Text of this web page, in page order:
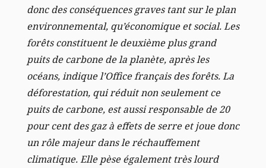
donc des conséquences graves tant sur le plan
environnemental, qu’économique et social. Les
forêts constituent le deuxième plus grand
puits de carbone de la planète, après les
océans, indique l’Office français des forêts. La
déforestation, qui réduit non seulement ce
puits de carbone, est aussi responsable de 20
pour cent des gaz à effets de serre et joue donc
un rôle majeur dans le réchauffement
climatique. Elle pèse également très lourd